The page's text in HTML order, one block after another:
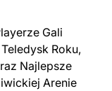
Gali
Roku,
Najlepsze
Arenie